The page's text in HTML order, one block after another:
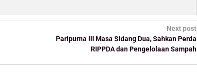
Next post
Paripurna III Masa Sidang Dua, Sahkan Perda
RIPPDA dan Pengelolaan Sampah